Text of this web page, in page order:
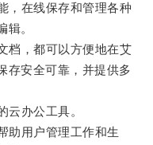
在线保存和管理各种
辑。
，都可以方便地在艾
存安全可靠，并提供多
办公工具。
用户管理工作和生